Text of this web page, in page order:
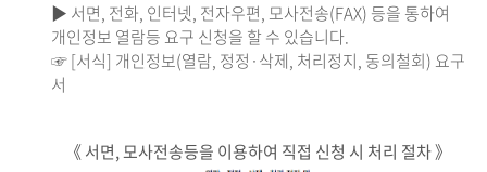
▶ 서면, 전화, 인터넷, 전자우편, 모사전송(FAX) 등을 통하여
개인정보 열람등 요구 신청을 할 수 있습니다.
☞ [서식] 개인정보(열람, 정정·삭제, 처리정지, 동의철회) 요구
서
《 서면, 모사전송등을 이용하여 직접 신청 시 처리 절차 》